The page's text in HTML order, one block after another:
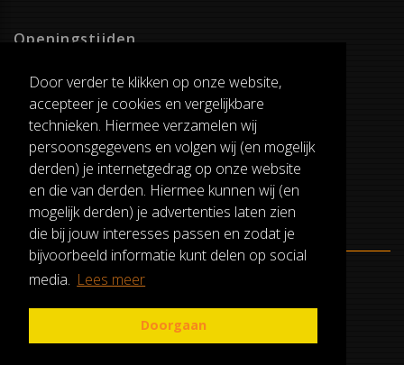
Door verder te klikken op onze website,
accepteer je cookies en vergelijkbare
technieken. Hiermee verzamelen wij
persoonsgegevens en volgen wij (en mogelijk
derden) je internetgedrag op onze website
en die van derden. Hiermee kunnen wij (en
mogelijk derden) je advertenties laten zien
die bij jouw interesses passen en zodat je
bijvoorbeeld informatie kunt delen op social
media. Lees meer
Doorgaan
Openingstijden
Dinsdag T/M Zaterdag
van 8:00-17:00
Verzenddagen
Dinsdag T/M Vrijdag
Pauze
12:30-13:00
ALGEMENE VOORWAARDEN
RUILEN EN RETOURNEREN